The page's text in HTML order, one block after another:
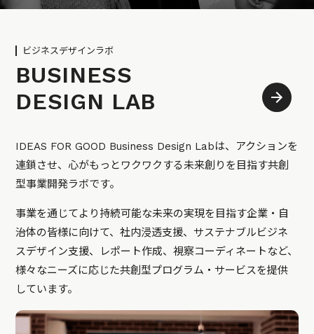
ビジネスデザインラボ
BUSINESS
DESIGN LAB
IDEAS FOR GOOD Business Design Labは、アクションを
連鎖させ、心がもっとワクワクする未来創りを目指す共創
型事業開発ラボです。
事業を通じてより持続可能な未来の実現を目指す企業・自
治体の皆様に向けて、社内浸透支援、サステナブルビジネ
スデザイン支援、レポート作成、視察コーディネートなど、
様々なニーズに応じた共創型プログラム・サービスを提供
しています。